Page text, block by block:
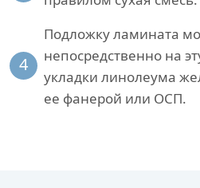
4
Подложку ламината
непосредственно на
укладки линолеума
ее фанерой или ОСП.